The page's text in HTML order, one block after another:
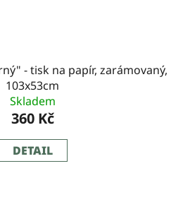
- tisk na papír, zarámovaný,
103x53cm
Skladem
360 Kč
DETAIL